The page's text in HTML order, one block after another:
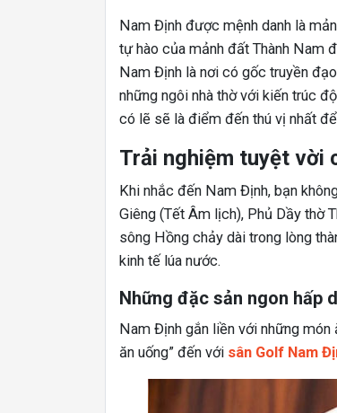
Nam Định được mệnh danh là
tự hào của mảnh đất Thành Nam
Nam Định là nơi có gốc truyền
những ngôi nhà thờ với kiến trúc
có lẽ sẽ là điểm đến thú vị nhất
Trải nghiệm tuyệt vời
Khi nhắc đến Nam Định, bạn
Giêng (Tết Âm lịch), Phủ Dầy thờ
sông Hồng chảy dài trong lòng
kinh tế lúa nước.
Những đặc sản ngon hấp
Nam Định gắn liền với những
ăn uống” đến với sân Golf Nam